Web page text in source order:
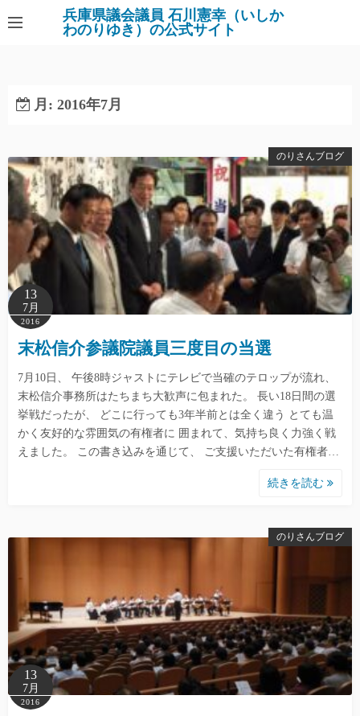
ン
キ
ッ
プ
兵庫県議会議員 石川憲幸（いしか
わのりゆき）の公式サイト
月: 2016年7月
のりさんブログ
13
7月
2016
末松信介参議院議員三度目の当選
7月10日、 午後8時ジャストにテレビで当確のテロップが流れ、
末松信介事務所はたちまち大歓声に包まれた。 長い18日間の選
挙戦だったが、 どこに行っても3年半前とは全く違う とても温
かく友好的な雰囲気の有権者に 囲まれて、気持ち良く力強く戦
えました。 この書き込みを通じて、 ご支援いただいた有権者…
続きを読む
のりさんブログ
13
7月
2016